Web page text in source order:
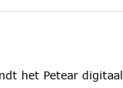
het Petear digitaal